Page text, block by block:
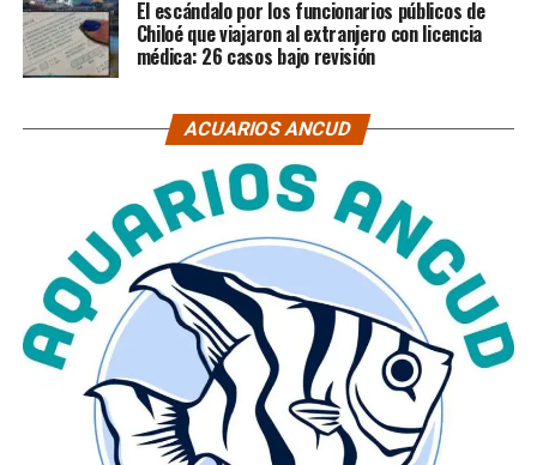
El escándalo por los funcionarios públicos de
Chiloé que viajaron al extranjero con licencia
médica: 26 casos bajo revisión
ACUARIOS ANCUD